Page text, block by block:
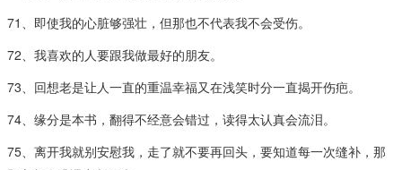
71、即使我的心脏够强壮，但那也不代表我不会受伤。
72、我喜欢的人要跟我做最好的朋友。
73、回想老是让人一直的重温幸福又在浅笑时分一直揭开伤疤。
74、缘分是本书，翻得不经意会错过，读得太认真会流泪。
75、离开我就别安慰我，走了就不要再回头，要知道每一次缝补，那